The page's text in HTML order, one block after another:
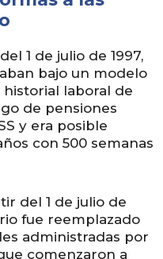
1 de julio de 1997,
bajo un modelo
laboral de
de pensiones
y era posible
con 500 semanas
del 1 de julio de
fue reemplazado
administradas por
comenzaron a